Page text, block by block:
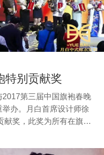
特别贡献奖
2017第三届中国旗袍春晚
办。月白首席设计师徐
献奖，此奖为所有在旗袍